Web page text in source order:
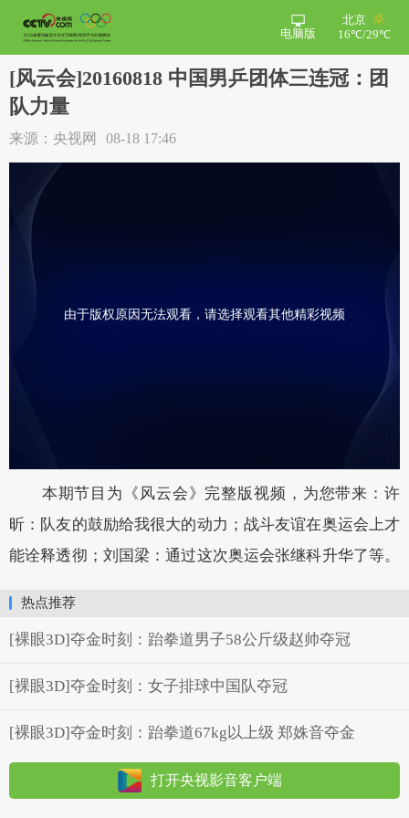
北京
16℃/29℃
电脑版
[风云会]20160818 中国男乒团体三连冠：团
队力量
来源：央视网 08-18 17:46
由于版权原因无法观看，请选择观看其他精彩视频
本期节目为《风云会》完整版视频，为您带来：许
昕：队友的鼓励给我很大的动力；战斗友谊在奥运会上才
能诠释透彻；刘国梁：通过这次奥运会张继科升华了等。
热点推荐
[裸眼3D]夺金时刻：跆拳道男子58公斤级赵帅夺冠
[裸眼3D]夺金时刻：女子排球中国队夺冠
[裸眼3D]夺金时刻：跆拳道67kg以上级 郑姝音夺金
打开央视影音客户端